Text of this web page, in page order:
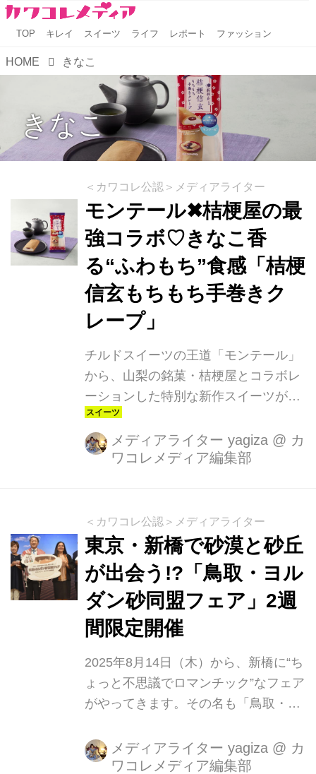
TOP キレイ スイーツ ライフ レポート ファッション
HOME きなこ
きなこ
＜カワコレ公認＞メディアライター
モンテール✖桔梗屋の最
強コラボ♡きなこ香
る“ふわもち”食感「桔梗
信玄もちもち手巻きク
レープ」
チルドスイーツの王道「モンテール」
から、山梨の銘菓・桔梗屋とコラボレ
ーションした特別な新作スイーツが登
場します。SNSでも毎シーズン話題を
集める大人気コラボですが、今回注目
したいのは新登場の「桔梗信玄もちも
生地が絡み合い、まるで本物の桔梗信
玄餅を食べているかのような贅沢な味
わいを楽しめます。きなこ好きにはた
まらない、香り・コク・食感が三位一
体となった贅沢スイーツです。
メディアライター yagiza @ カ
ワコレメディア編集部
＜カワコレ公認＞メディアライター
東京・新橋で砂漠と砂丘
が出会う!?「鳥取・ヨル
ダン砂同盟フェア」2週
間限定開催
2025年8月14日（木）から、新橋に“ち
ょっと不思議でロマンチック”なフェア
がやってきます。その名も「鳥取・ヨ
と“砂”。でも、ただの砂じゃありませ
ん。大阪・関西万博で生まれた「サン
メディアライター yagiza @ カ
ワコレメディア編集部